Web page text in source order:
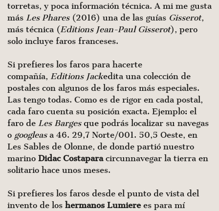
torretas, y poca información técnica. A mi me gusta
más Les Phares (2016) una de las guías Gisserot,
más técnica (Editions Jean-Paul Gisserot), pero
solo incluye faros franceses.
Si prefieres los faros para hacerte
compañía, Editions Jackedita una colección de
postales con algunos de los faros más especiales.
Las tengo todas. Como es de rigor en cada postal,
cada faro cuenta su posición exacta. Ejemplo: el
faro de Les Bargesque podrás localizar su navegas
o googleasa 46. 29,7 Norte/001. 50,5 Oeste, en
Les Sables de Olonne, de donde partió nuestro
marino Didac Costaparacircunnavegar la tierra en
solitario hace unos meses.
Si prefieres los faros desde el punto de vista del
invento de los hermanos Lumierees para mí